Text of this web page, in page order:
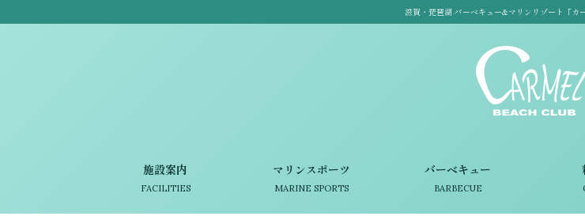
滋賀・琵琶湖 バーベキュー&マリンリゾート「カ
施設案内
FACILITIES
マリンスポーツ
MARINE SPORTS
バーベキュー
BARBECUE